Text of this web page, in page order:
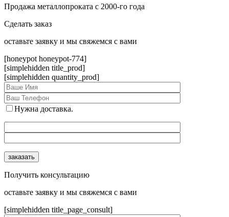
Продажа металлопроката с 2000-го года
Сделать заказ
оcтавьте заявку и мы свяжемся с вами
[honeypot honeypot-774]
[simplehidden title_prod]
[simplehidden quantity_prod]
Нужна доставка.
Получить консультацию
оcтавьте заявку и мы свяжемся с вами
[simplehidden title_page_consult]